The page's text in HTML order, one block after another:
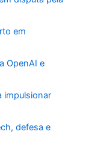
em
OpenAI e
impulsionar
defesa e